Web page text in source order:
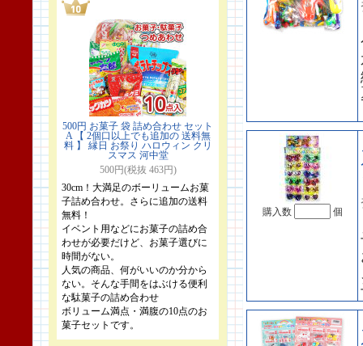
500円 お菓子 袋 詰め合わせ セット
A 【 2個口以上でも追加の 送料無
料 】 縁日 お祭り ハロウィン クリ
スマス 河中堂
500円(税抜 463円)
30cm！大満足のボーリュームお菓
子詰め合わせ。さらに追加の送料
無料！
イベント用などにお菓子の詰め合
わせが必要だけど、お菓子選びに
時間がない。
人気の商品、何がいいのか分から
ない。そんな手間をはぶける便利
な駄菓子の詰め合わせ
ボリューム満点・満腹の10点のお
菓子セットです。
購入数 個